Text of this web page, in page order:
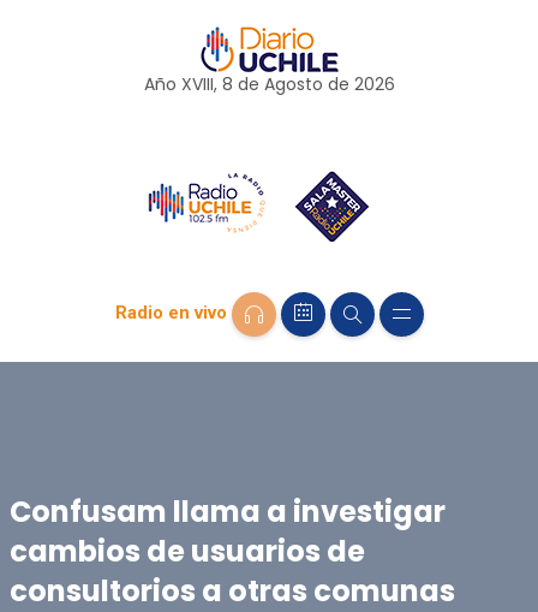
Año XVIII, 8 de Agosto de 2026
Radio en vivo
Confusam llama a investigar
cambios de usuarios de
consultorios a otras comunas